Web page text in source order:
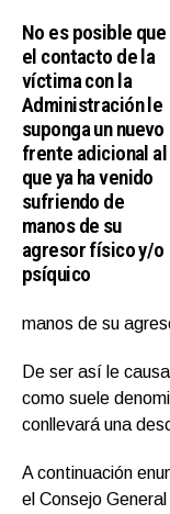
No es posible que
el contacto de la
víctima con la
Administración le
suponga un nuevo
frente adicional al
que ya ha venido
sufriendo de
manos de su
agresor físico y/o
psíquico
manos de su
De ser así le
como suele
conllevará una
A continuación
el Consejo